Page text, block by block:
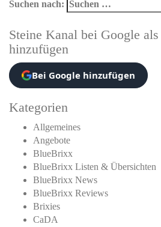
Suchen nach:
Steine Kanal bei Google
hinzufügen
Bei Google hinzufügen
Kategorien
Allgemeines
Angebote
BlueBrixx
BlueBrixx Listen & Übersichten
BlueBrixx News
BlueBrixx Reviews
Brixies
CaDA